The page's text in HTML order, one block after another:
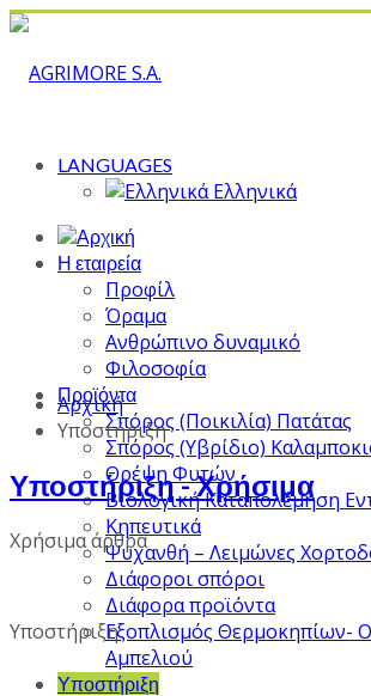
LANGUAGES
Ελληνικά
Η εταιρεία
Προφίλ
Όραμα
Ανθρώπινο δυναμικό
Φιλοσοφία
Προϊόντα
Σπόρος (Ποικιλία) Πατάτας
Σπόρος (Υβρίδιο)
Θρέψη Φυτών
Βιολογική Καταπολέμηση
Κηπευτικά
Ψυχανθή – Λειμώνες
Διάφοροι σπόροι
Διάφορα προϊόντα
Εξοπλισμός Θερμοκηπίων-
Αμπελιού
Υποστήριξη
Αρχική
Υποστήριξη
Υποστήριξη - Χρήσιμα
Χρήσιμα άρθρα
Υποστήριξη